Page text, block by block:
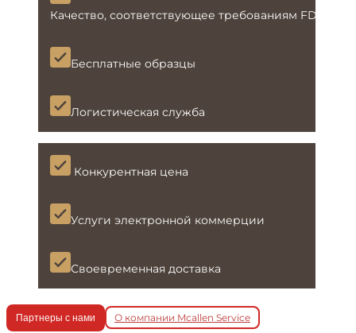
Качество, соответствующее требованиям FDA и
Бесплатные образцы
Логистическая служба
Конкурентная цена
Услуги электронной коммерции
Своевременная доставка
Партнеры с нами О компании Mcallen Service